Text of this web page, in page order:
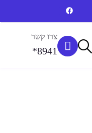
צרו קשר
8941*